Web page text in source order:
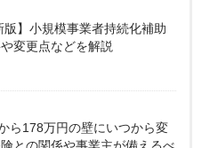
版】小規模事業者持続化補助
変更点などを解説
ら178万円の壁にいつから変